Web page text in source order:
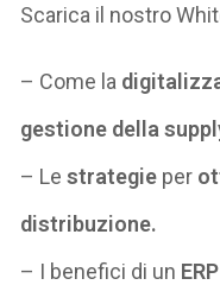
Scarica il nostro
– Come la
gestione della
– Lestrategie per
distribuzione.
– I benefici di un